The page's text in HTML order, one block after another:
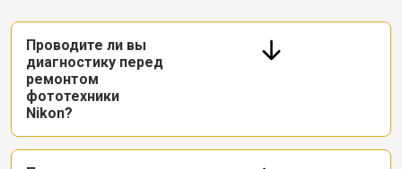
Проводите ли вы
диагностику перед
ремонтом
фототехники
Nikon?